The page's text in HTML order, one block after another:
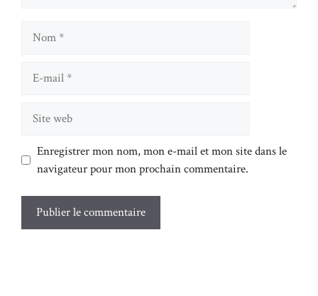
Enregistrer mon nom, mon e-mail et mon site dans le
navigateur pour mon prochain commentaire.